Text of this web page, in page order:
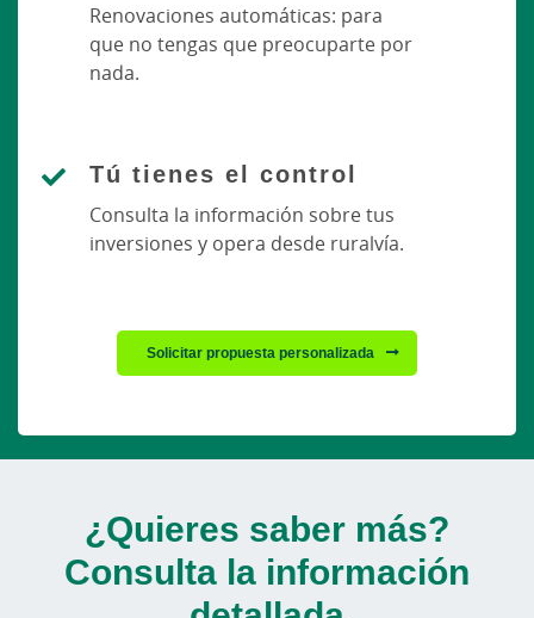
Renovaciones automáticas: para
que no tengas que preocuparte por
nada.
Tú tienes el control
Consulta la información sobre tus
inversiones y opera desde ruralvía.
Solicitar propuesta personalizada
¿Quieres saber más?
Consulta la información